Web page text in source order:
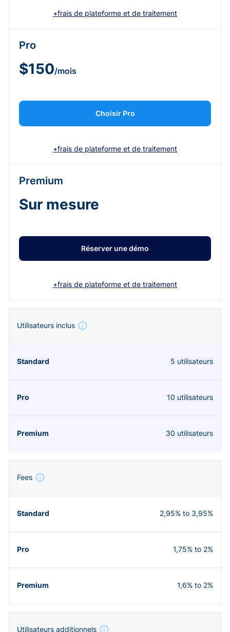
+frais de plateforme et de traitement
Pro
$150/mois
Choisir Pro
+frais de plateforme et de traitement
Premium
Sur mesure
Réserver une démo
+frais de plateforme et de traitement
Utilisateurs inclus
5 utilisateurs
10 utilisateurs
30 utilisateurs
Fees
2,95% to 3,95%
1,75% to 2%
1,6% to 2%
Utilisateurs additionnels